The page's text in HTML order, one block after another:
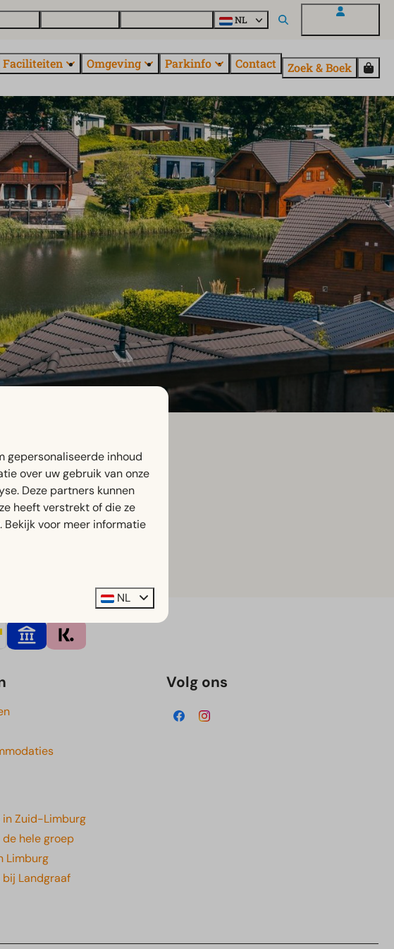
NL
Faciliteiten Omgeving Parkinfo Contact Zoek & Boek
Zuid-Limburg
hele groep
Limburg
Landgraaf
Volg ons
gepersonaliseerde inhoud
over uw gebruik van onze
Deze partners kunnen
heeft verstrekt of die ze
Bekijk voor meer informatie
NL